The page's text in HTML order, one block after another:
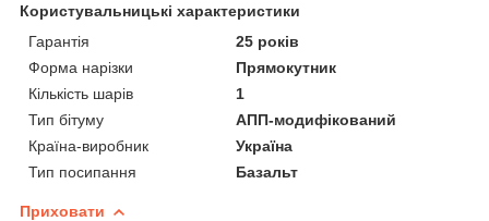
Користувальницькі характеристики
Гарантія
25 років
Форма нарізки
Прямокутник
Кількість шарів
1
Тип бітуму
АПП-модифікований
Країна-виробник
Україна
Тип посипання
Базальт
Приховати